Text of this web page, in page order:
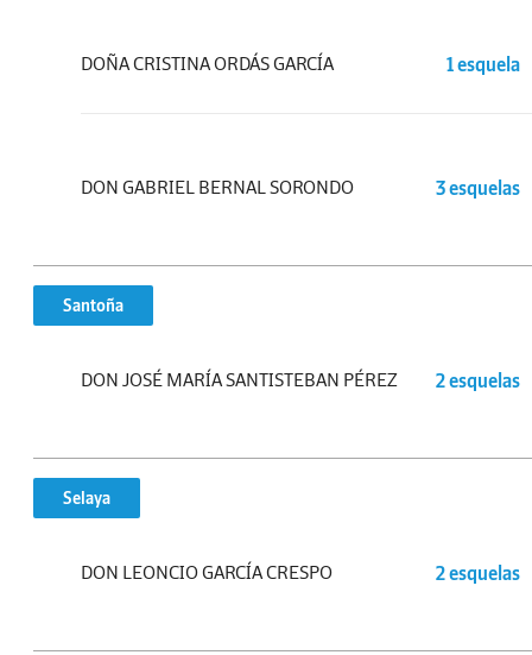
DOÑA CRISTINA ORDÁS GARCÍA 1 esquela
DON GABRIEL BERNAL SORONDO 3 esquelas
Santoña
DON JOSÉ MARÍA SANTISTEBAN PÉREZ 2 esquelas
Selaya
DON LEONCIO GARCÍA CRESPO 2 esquelas